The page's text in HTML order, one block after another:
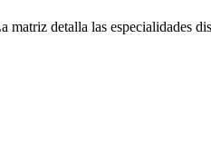
detalla las especialidades